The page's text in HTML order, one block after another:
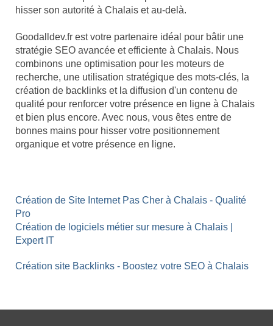
hisser son autorité à Chalais et au-delà.
Goodalldev.fr est votre partenaire idéal pour bâtir une
stratégie SEO avancée et efficiente à Chalais. Nous
combinons une optimisation pour les moteurs de
recherche, une utilisation stratégique des mots-clés, la
création de backlinks et la diffusion d'un contenu de
qualité pour renforcer votre présence en ligne à Chalais
et bien plus encore. Avec nous, vous êtes entre de
bonnes mains pour hisser votre positionnement
organique et votre présence en ligne.
Création de Site Internet Pas Cher à Chalais - Qualité
Pro
Création de logiciels métier sur mesure à Chalais |
Expert IT
Création site Backlinks - Boostez votre SEO à Chalais